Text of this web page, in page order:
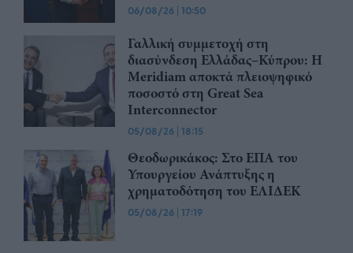
06/08/26 | 10:50
Γαλλική συμμετοχή στη
διασύνδεση Ελλάδας–Κύπρου: Η
Meridiam αποκτά πλειοψηφικό
ποσοστό στη Great Sea
Interconnector
05/08/26 | 18:15
Θεοδωρικάκος: Στο ΕΠΑ του
Υπουργείου Ανάπτυξης η
χρηματοδότηση του ΕΛΙΔΕΚ
05/08/26 | 17:19